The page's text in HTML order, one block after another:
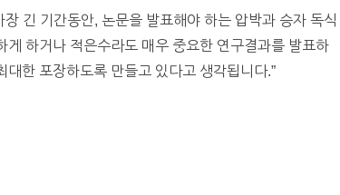
긴 기간동안, 논문을 발표해야 하는 압박과 승자 독식
하거나 적은수라도 매우 중요한 연구결과를 발표하
한 포장하도록 만들고 있다고 생각됩니다.”